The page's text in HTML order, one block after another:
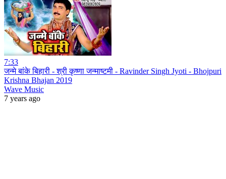
7:33
जन्मे बांके बिहारी - श्री कृष्णा जन्माष्टमी - Ravinder Singh Jyoti - Bhojpuri
Krishna Bhajan 2019
Wave Music
7 years ago